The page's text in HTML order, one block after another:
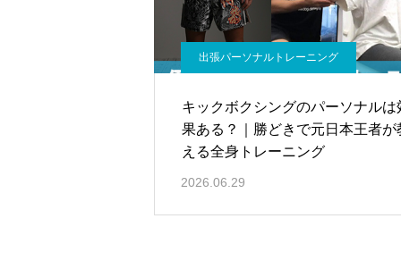
出張パーソナルトレーニング
キックボクシングのパーソナルは
果ある？｜勝どきで元日本王者が
える全身トレーニング
2026.06.29